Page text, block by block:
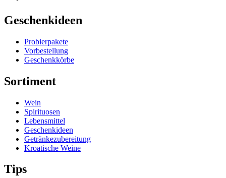
Geschenkideen
Probierpakete
Vorbestellung
Geschenkkörbe
Sortiment
Wein
Spirituosen
Lebensmittel
Geschenkideen
Getränkezubereitung
Kroatische Weine
Tips